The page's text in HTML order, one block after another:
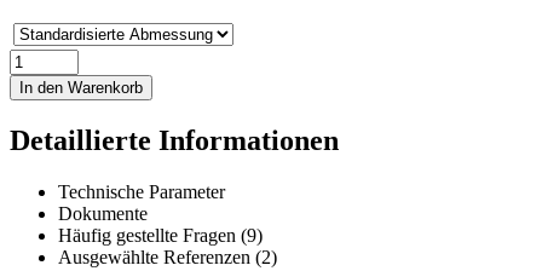
EYVA
|
Aluminium-
Menge
In den Warenkorb
Detaillierte Informationen
Technische Parameter
Dokumente
Häufig gestellte Fragen (9)
Ausgewählte Referenzen (2)